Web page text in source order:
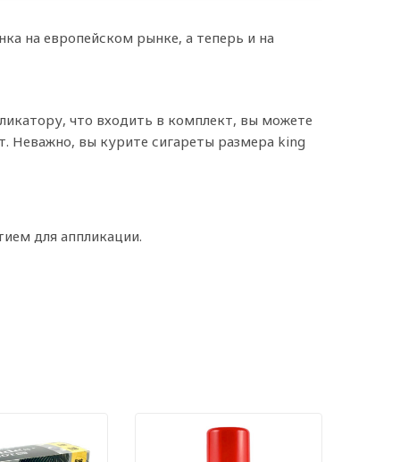
на европейском рынке, а теперь и на
что входить в комплект, вы можете
Неважно, вы курите сигареты размера king
для аппликации.